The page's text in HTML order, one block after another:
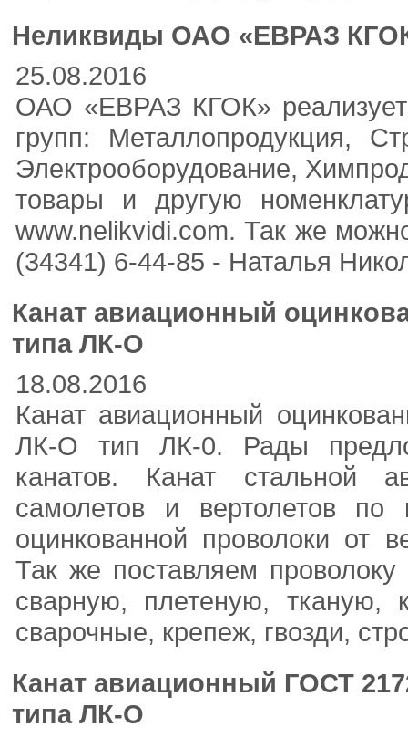
Неликвиды ОАО «ЕВРАЗ
25.08.2016
ОАО «ЕВРАЗ КГОК» реализует
групп: Металлопродукция,
Электрооборудование,
товары и другую
www.nelikvidi.com. Так же
(34341) 6-44-85 - Наталья
Канат авиационный
типа ЛК-О
18.08.2016
Канат авиационный
ЛК-О тип ЛК-0. Рады
канатов. Канат стальной
самолетов и вертолетов
оцинкованной проволоки от
Так же поставляем
сварную, плетеную, тканую,
сварочные, крепеж, гвозди,
Канат авиационный ГОСТ
типа ЛК-О